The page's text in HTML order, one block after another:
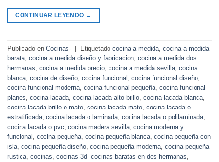
CONTINUAR LEYENDO →
Publicado en Cocinas- Etiquetado cocina a medida, cocina a medida
barata, cocina a medida diseño y fabricacion, cocina a medida dos
hermanas, cocina a medida precio, cocina a medida sevilla, cocina
blanca, cocina de diseño, cocina funcional , cocina funcional diseño,
cocina funcional moderna, cocina funcional pequeña, cocina funcional
planos, cocina lacada, cocina lacada alto brillo, cocina lacada blanca,
cocina lacada brillo o mate, cocina lacada mate, cocina lacada o
estratificada, cocina lacada o laminada, cocina lacada o polilaminada,
cocina lacada o pvc, cocina madera sevilla, cocina moderna y
funcional , cocina pequeña, cocina pequeña blanca, cocina pequeña con
isla, cocina pequeña diseño, cocina pequeña moderna, cocina pequeña
rustica, cocinas, cocinas 3d, cocinas baratas en dos hermanas,